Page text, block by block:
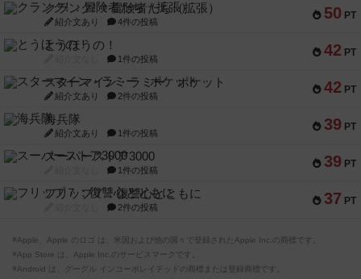
50 PT
クランク! ：冒険者たち（拡張）
紹介文あり 4件の投稿
42 PT
とうほうの！
1件の投稿
42 PT
スターマイン・ラミー ポケット
紹介文あり 2件の投稿
39 PT
海兵隊
紹介文あり 1件の投稿
39 PT
スーパーストア3000
1件の投稿
37 PT
フリップ７：復讐心とともに
2件の投稿
※Apple、Apple のロゴ は、米国および他の国々で登録されたApple Inc.の商標です。
※App Store は、Apple Inc.のサービスマークです。
※Android は、グーグル インコーポレイテッドの商標または登録商標です。